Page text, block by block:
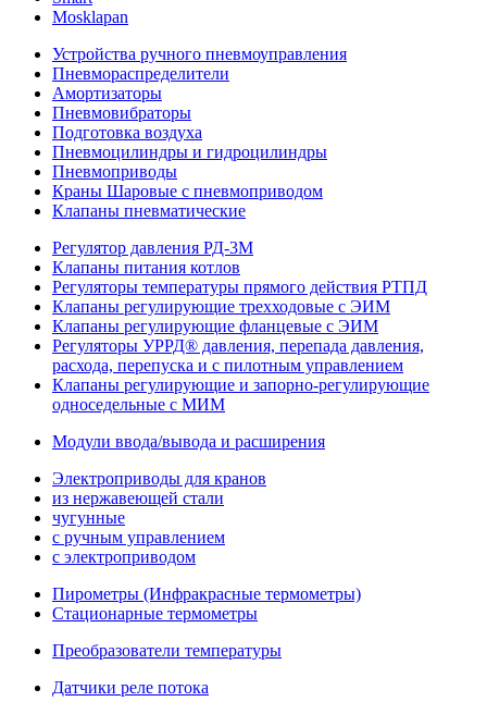
Mosklapan
Устройства ручного пневмоуправления
Пневмораспределители
Амортизаторы
Пневмовибраторы
Подготовка воздуха
Пневмоцилиндры и гидроцилиндры
Пневмоприводы
Краны Шаровые с пневмоприводом
Клапаны пневматические
Регулятор давления РД-3М
Клапаны питания котлов
Регуляторы температуры прямого действия РТПД
Клапаны регулирующие трехходовые с ЭИМ
Клапаны регулирующие фланцевые с ЭИМ
Регуляторы УРРД® давления, перепада давления,
расхода, перепуска и с пилотным управлением
Клапаны регулирующие и запорно-регулирующие
односедельные с МИМ
Модули ввода/вывода и расширения
Электроприводы для кранов
из нержавеющей стали
чугунные
с ручным управлением
c электроприводом
Пирометры (Инфракрасные термометры)
Стационарные термометры
Преобразователи температуры
Датчики реле потока